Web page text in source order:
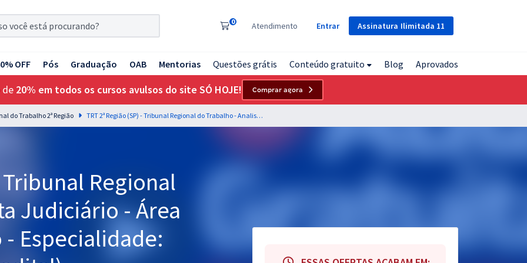
Assinatura Ilimitada 11
0 Atendimento Entrar
OFF Pós Graduação OAB Mentorias Questões grátis Conteúdo gratuito Blog Aprovados
de 20% em todos os cursos avulsos do site SÓ HOJE! Comprar agora
do Trabalho 2ª Região TRT 2ª Região (SP) - Tribunal Regional do Trabalho - Analista Judiciário - Área Apoio Especializado - Especialidade: Serviço Social (Pós-edital)
Tribunal Regional
Judiciário - Área
Especialidade: